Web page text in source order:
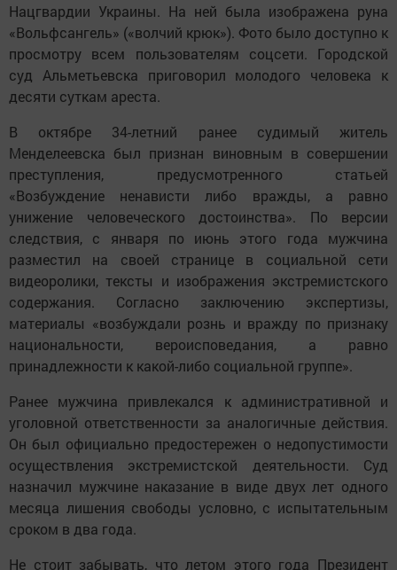
Нацгвардии Украины. На ней была изображена руна
«Вольфсангель» («волчий крюк»). Фото было доступно к
просмотру всем пользователям соцсети. Городской
суд Альметьевска приговорил молодого человека к
десяти суткам ареста.
В октябре 34-летний ранее судимый житель
Менделеевска был признан виновным в совершении
преступления, предусмотренного статьей
«Возбуждение ненависти либо вражды, а равно
унижение человеческого достоинства». По версии
следствия, с января по июнь этого года мужчина
разместил на своей странице в социальной сети
видеоролики, тексты и изображения экстремистского
содержания. Согласно заключению экспертизы,
материалы «возбуждали рознь и вражду по признаку
национальности, вероисповедания, а равно
принадлежности к какой-либо социальной группе».
Ранее мужчина привлекался к административной и
уголовной ответственности за аналогичные действия.
Он был официально предостережен о недопустимости
осуществления экстремистской деятельности. Суд
назначил мужчине наказание в виде двух лет одного
месяца лишения свободы условно, с испытательным
сроком в два года.
Не стоит забывать, что летом этого года Президент